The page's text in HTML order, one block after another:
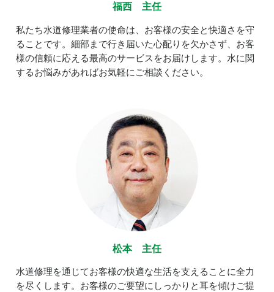
福西 主任
私たち水道修理業者の使命は、お客様の安全と快適さを守
ることです。細部まで行き届いた心配りを欠かさず、お客
様の信頼に応える最高のサービスをお届けします。水に関
するお悩みがあればお気軽にご相談ください。
松本 主任
水道修理を通じてお客様の快適な生活を支えることに全力
を尽くします。お客様のご要望にしっかりと耳を傾けご提